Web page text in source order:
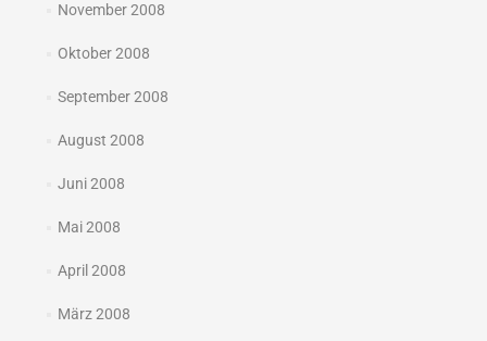
November 2008
Oktober 2008
September 2008
August 2008
Juni 2008
Mai 2008
April 2008
März 2008